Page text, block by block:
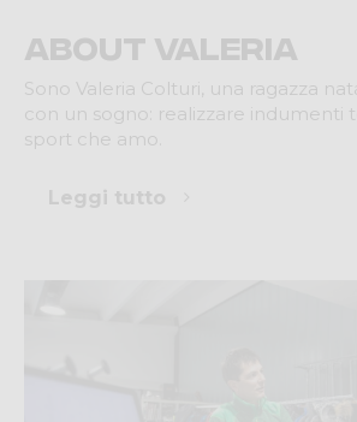
About Valeria
Sono Valeria Colturi, una ragazza
con un sogno: realizzare indumenti
sport che amo.